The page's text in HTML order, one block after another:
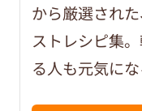
から厳選され
ストレシピ集
る人も元気に